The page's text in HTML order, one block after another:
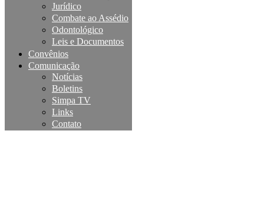
Jurídico
Combate ao Assédio
Odontológico
Leis e Documentos
Convênios
Comunicação
Notícias
Boletins
Simpa TV
Links
Contato